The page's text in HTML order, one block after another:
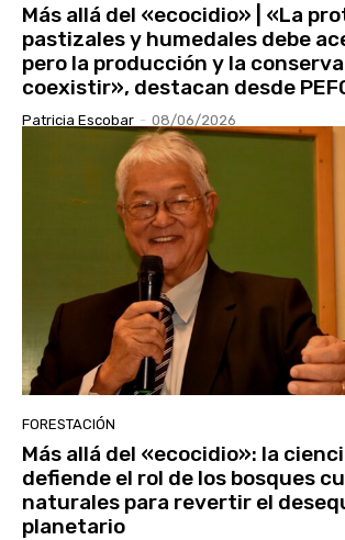
Más allá del «ecocidio» | «La
pastizales y humedales debe
pero la producción y la
coexistir», destacan desde
Patricia Escobar - 08/06/2026
FORESTACIÓN
Más allá del «ecocidio»: la
defiende el rol de los bosques
naturales para revertir el
planetario